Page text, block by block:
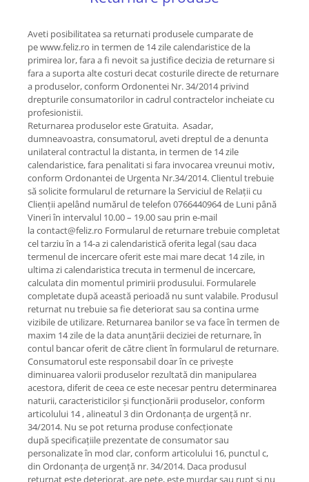
Aveti posibilitatea sa returnati produsele cumparate de
pe www.feliz.ro in termen de 14 zile calendaristice de la
primirea lor, fara a fi nevoit sa justifice decizia de returnare si
fara a suporta alte costuri decat costurile directe de returnare
a produselor, conform Ordonentei Nr. 34/2014 privind
drepturile consumatorilor in cadrul contractelor incheiate cu
profesionistii.
Returnarea produselor este Gratuita. Asadar,
dumneavoastra, consumatorul, aveti dreptul de a denunta
unilateral contractul la distanta, in termen de 14 zile
calendaristice, fara penalitati si fara invocarea vreunui motiv,
conform Ordonantei de Urgenta Nr.34/2014. Clientul trebuie
să solicite formularul de returnare la Serviciul de Relații cu
Clienții apelând numărul de telefon 0766440964 de Luni până
Vineri în intervalul 10.00 – 19.00 sau prin e-mail
la contact@feliz.ro Formularul de returnare trebuie completat
cel tarziu în a 14-a zi calendaristică oferita legal (sau daca
termenul de incercare oferit este mai mare decat 14 zile, in
ultima zi calendaristica trecuta in termenul de incercare,
calculata din momentul primirii produsului. Formularele
completate după această perioadă nu sunt valabile. Produsul
returnat nu trebuie sa fie deteriorat sau sa contina urme
vizibile de utilizare. Returnarea banilor se va face în termen de
maxim 14 zile de la data anunțării deciziei de returnare, în
contul bancar oferit de către client în formularul de returnare.
Consumatorul este responsabil doar în ce privește
diminuarea valorii produselor rezultată din manipularea
acestora, diferit de ceea ce este necesar pentru determinarea
naturii, caracteristicilor și funcționării produselor, conform
articolului 14 , alineatul 3 din Ordonanța de urgență nr.
34/2014. Nu se pot returna produse confecționate
după specificațiile prezentate de consumator sau
personalizate în mod clar, conform articolului 16, punctul c,
din Ordonanța de urgență nr. 34/2014. Daca produsul
returnat este deteriorat, are pete, este murdar sau rupt si nu